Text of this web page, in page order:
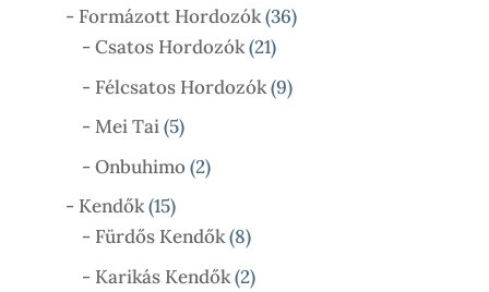
Termék
- Formázott Hordozók 3636
- Csatos Hordozók 2121
Termék
- Félcsatos Hordozók 99
- Mei Tai 55
Termék
- Onbuhimo 22
- Kendők 1515
Termék
- Fürdős Kendők 88
Termék
- Karikás Kendők 22